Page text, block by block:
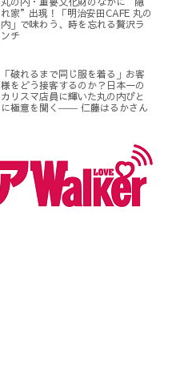
れ家”出現！「明治安田CAFE 丸の
内」で味わう、時を忘れる贅沢ラ
ンチ
「破れるまで同じ服を着る」お客
様をどう接客するのか？日本一の
カリスマ店員に輝いた丸の内びと
に極意を聞く―― 仁藤はるかさん